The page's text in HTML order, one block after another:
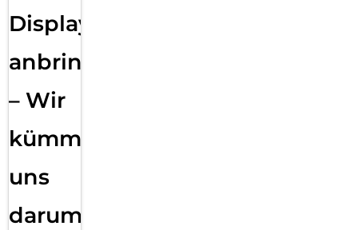
Displayfolie
anbringen
– Wir
kümmern
uns
darum!